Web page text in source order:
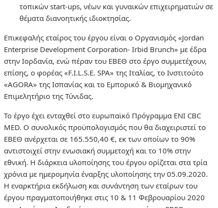
τοπικών start-ups, νέων και γυναικών επιχειρηματιών σε
θέματα διανοητικής ιδιοκτησίας.
Επικεφαλής εταίρος του έργου είναι ο Οργανισμός «Jordan
Enterprise Development Corporation- Irbid Brunch» με έδρα
στην Ιορδανία, ενώ πέραν του ΕΒΕΘ στο έργο συμμετέχουν,
επίσης, ο φορέας «F.I.L.S.E. SPA» της Ιταλίας, το Ινστιτούτο
«AGORA» της Ισπανίας και το Εμπορικό & Βιομηχανικό
Επιμελητήριο της Τύνιδας.
Το έργο έχει ενταχθεί στο ευρωπαϊκό Πρόγραμμα ENI CBC
MED. Ο συνολικός προϋπολογισμός που θα διαχειριστεί το
ΕΒΕΘ ανέρχεται σε 165.550,40 €, εκ των οποίων το 90%
αντιστοιχεί στην ενωσιακή συμμετοχή και το 10% στην
εθνική. Η διάρκεια υλοποίησης του έργου ορίζεται στα τρία
χρόνια με ημερομηνία έναρξης υλοποίησης την 05.09.2020.
Η εναρκτήρια εκδήλωση και συνάντηση των εταίρων του
έργου πραγματοποιήθηκε στις 10 & 11 Φεβρουαρίου 2020